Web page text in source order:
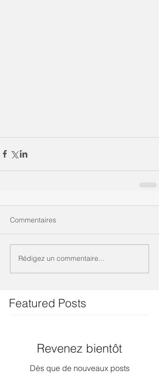
Commentaires
Rédigez un commentaire...
Featured Posts
Revenez bientôt
Dès que de nouveaux posts